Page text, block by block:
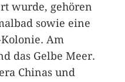
wurde, gehören
sowie eine
Am
das Gelbe Meer.
Chinas und